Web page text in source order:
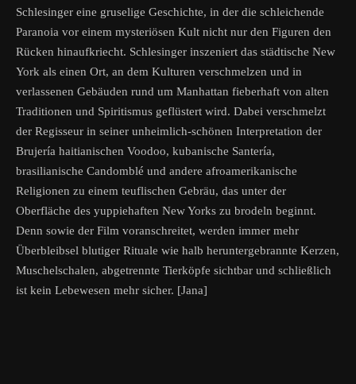
Schlesinger eine gruselige Geschichte, in der die schleichende
Paranoia vor einem mysteriösen Kult nicht nur den Figuren den
Rücken hinaufkriecht. Schlesinger inszeniert das städtische New
York als einen Ort, an dem Kulturen verschmelzen und in
verlassenen Gebäuden rund um Manhattan fieberhaft von alten
Traditionen und Spiritismus geflüstert wird. Dabei verschmelzt
der Regisseur in seiner unheimlich-schönen Interpretation der
Brujería haitianischen Voodoo, kubanische Santería,
brasilianische Candomblé und andere afroamerikanische
Religionen zu einem teuflischen Gebräu, das unter der
Oberfläche des yuppiehaften New Yorks zu brodeln beginnt.
Denn sowie der Film voranschreitet, werden immer mehr
Überbleibsel blutiger Rituale wie halb heruntergebrannte Kerzen,
Muschelschalen, abgetrennte Tierköpfe sichtbar und schließlich
ist kein Lebewesen mehr sicher. [Jana]